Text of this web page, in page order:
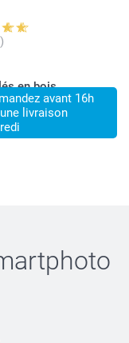
avant 16h
livraison
en bois